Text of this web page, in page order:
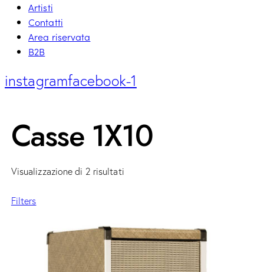
Artisti
Contatti
Area riservata
B2B
instagramfacebook-1
Casse 1X10
Visualizzazione di 2 risultati
Filters